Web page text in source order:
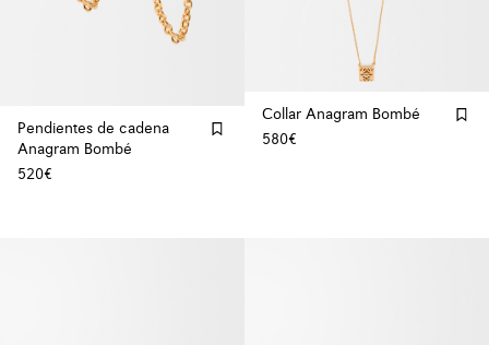
Pendientes de cadena
Anagram Bombé
520€
Collar Anagram Bombé
580€